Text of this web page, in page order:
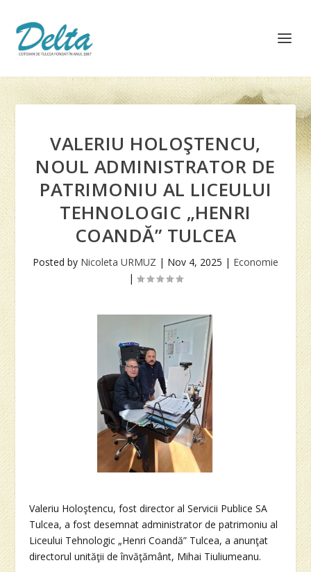
VALERIU HOLOŞTENCU,
NOUL ADMINISTRATOR DE
PATRIMONIU AL LICEULUI
TEHNOLOGIC „HENRI
COANDĂ” TULCEA
Posted by Nicoleta URMUZ | Nov 4, 2025 | Economie
|
Valeriu Holoştencu, fost director al Servicii Publice SA
Tulcea, a fost desemnat administrator de patrimoniu al
Liceului Tehnologic „Henri Coandă” Tulcea, a anunţat
directorul unităţii de învăţământ, Mihai Tiuliumeanu.